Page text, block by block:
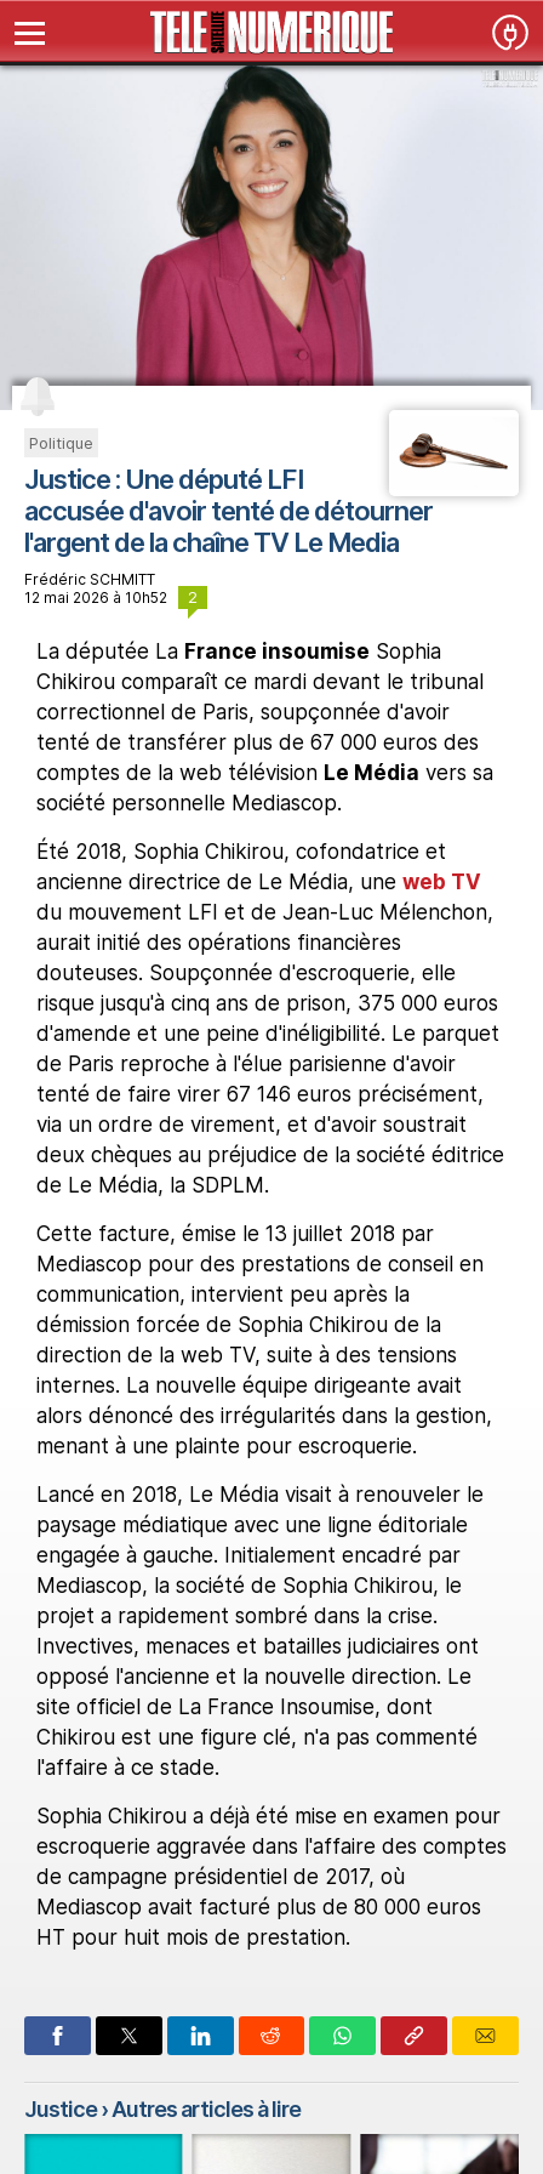
Politique
Justice : Une député LFI
accusée d'avoir tenté de détourner
l'argent de la chaîne TV Le Media
Frédéric SCHMITT
12 mai 2026 à 10h52
2
La députée La France insoumise Sophia
Chikirou comparaît ce mardi devant le tribunal
correctionnel de Paris, soupçonnée d'avoir
tenté de transférer plus de 67 000 euros des
comptes de la web télévision Le Média vers sa
société personnelle Mediascop.
Été 2018, Sophia Chikirou, cofondatrice et
ancienne directrice de Le Média, une web TV
du mouvement LFI et de Jean-Luc Mélenchon,
aurait initié des opérations financières
douteuses. Soupçonnée d'escroquerie, elle
risque jusqu'à cinq ans de prison, 375 000 euros
d'amende et une peine d'inéligibilité. Le parquet
de Paris reproche à l'élue parisienne d'avoir
tenté de faire virer 67 146 euros précisément,
via un ordre de virement, et d'avoir soustrait
deux chèques au préjudice de la société éditrice
de Le Média, la SDPLM.
Cette facture, émise le 13 juillet 2018 par
Mediascop pour des prestations de conseil en
communication, intervient peu après la
démission forcée de Sophia Chikirou de la
direction de la web TV, suite à des tensions
internes. La nouvelle équipe dirigeante avait
alors dénoncé des irrégularités dans la gestion,
menant à une plainte pour escroquerie.
Lancé en 2018, Le Média visait à renouveler le
paysage médiatique avec une ligne éditoriale
engagée à gauche. Initialement encadré par
Mediascop, la société de Sophia Chikirou, le
projet a rapidement sombré dans la crise.
Invectives, menaces et batailles judiciaires ont
opposé l'ancienne et la nouvelle direction. Le
site officiel de La France Insoumise, dont
Chikirou est une figure clé, n'a pas commenté
l'affaire à ce stade.
Sophia Chikirou a déjà été mise en examen pour
escroquerie aggravée dans l'affaire des comptes
de campagne présidentiel de 2017, où
Mediascop avait facturé plus de 80 000 euros
HT pour huit mois de prestation.
Justice› Autres articles à lire